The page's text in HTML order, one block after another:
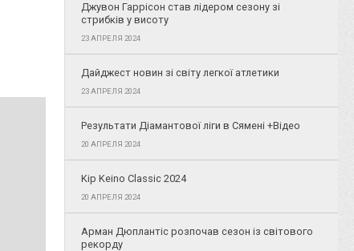
Джувон Гаррісон став лідером сезону зі
стрибків у висоту
23 АПРЕЛЯ 2024
Дайджест новин зі світу легкої атлетики
23 АПРЕЛЯ 2024
Результати Діамантової ліги в Сямені +Відео
20 АПРЕЛЯ 2024
Kip Keino Classic 2024
20 АПРЕЛЯ 2024
Арман Дюплантіс розпочав сезон із світового
рекорду